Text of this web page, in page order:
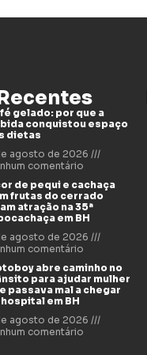
gelado: por que a
conquistou espaço
dietas
agosto de 2026
comentário
de pequi e cachaça
frutas do cerrado
atração na 35ª
em BH
agosto de 2026
comentário
abre caminho no
para ajudar mulher
passava mal a chegar
hospital em BH
agosto de 2026
comentário